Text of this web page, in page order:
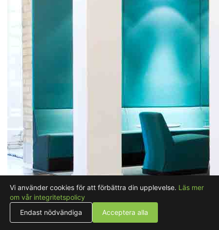
Vi använder cookies för att förbättra din upplevelse. Läs mer
om vår integritetspolicy
Endast nödvändiga
Acceptera alla